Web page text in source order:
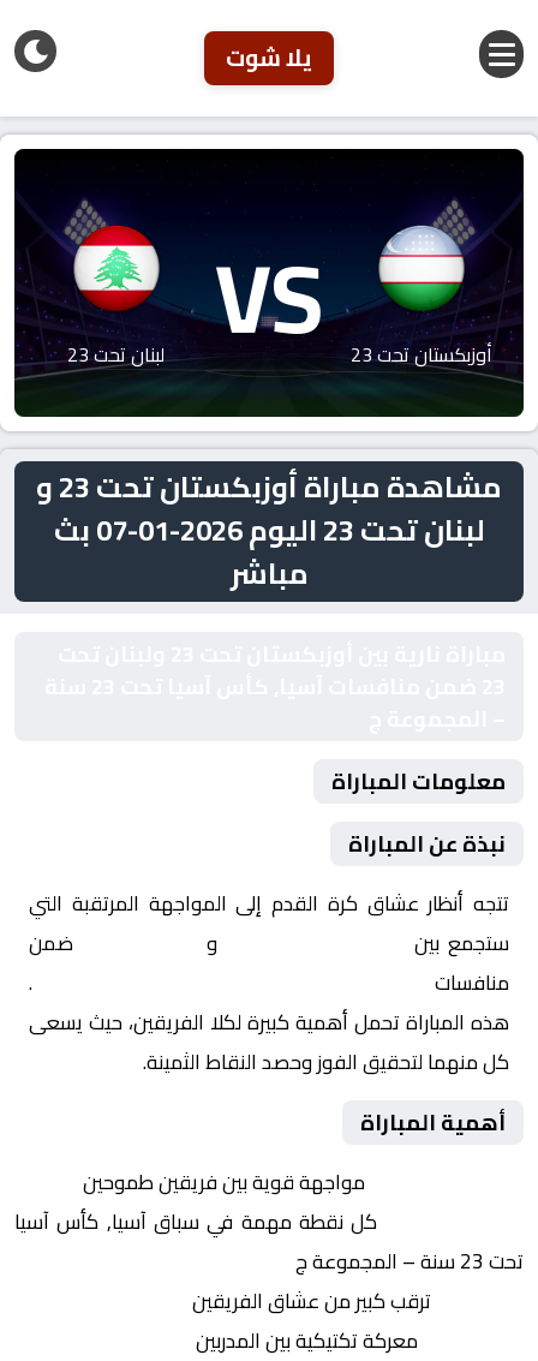
يلا شوت
أوزبكستان تحت 23 VS لبنان تحت 23
مشاهدة مباراة أوزبكستان تحت 23 و
لبنان تحت 23 اليوم 2026-01-07 بث
مباشر
معلومات المباراة
نبذة عن المباراة
تتجه أنظار عشاق كرة القدم إلى المواجهة المرتقبة التي
ستجمع بين
و
ضمن
منافسات
.
هذه المباراة تحمل أهمية كبيرة لكلا الفريقين، حيث يسعى
كل منهما لتحقيق الفوز وحصد النقاط الثمينة.
أهمية المباراة
مواجهة قوية بين فريقين طموحين
كل نقطة مهمة في سباق آسيا, كأس آسيا
تحت 23 سنة – المجموعة ج
ترقب كبير من عشاق الفريقين
معركة تكتيكية بين المدربين